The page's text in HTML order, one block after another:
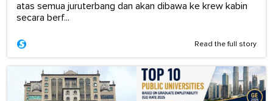
atas semua juruterbang dan akan dibawa ke krew kabin
secara berf...
Read the full story